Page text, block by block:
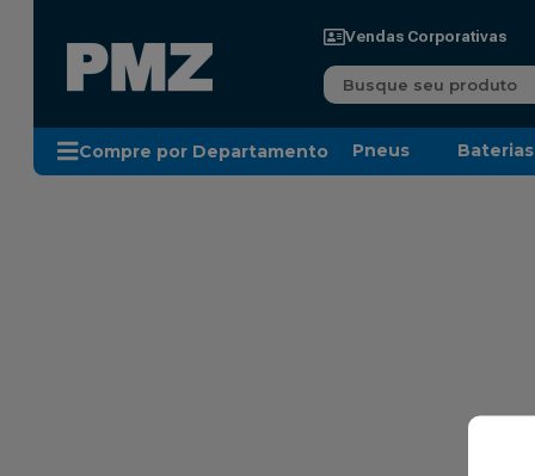
Vendas Corporativas
Busque seu produto
Compre por Departamento Pneus Baterias